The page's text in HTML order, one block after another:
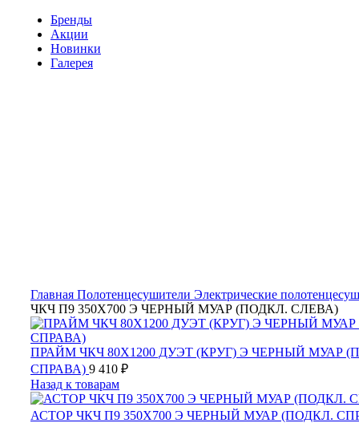
Бренды
Акции
Новинки
Галерея
Главная Полотенцесушители Электрические
ЧКЧ П9 350Х700 Э ЧЕРНЫЙ МУАР (ПОДКЛ. СЛЕВА)
ПРАЙМ ЧКЧ 80Х1200 ДУЭТ (КРУГ) Э ЧЕРНЫЙ МУАР
СПРАВА) 9 410 ₽
Назад к товарам
АСТОР ЧКЧ П9 350Х700 Э ЧЕРНЫЙ МУАР (ПОДКЛ.